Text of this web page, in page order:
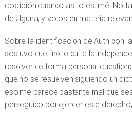
coalición cuando así lo estimé. No
de alguna, y votos en materia
Sobre la identificación de Auth con
sostuvo que “no le quita la
resolver de forma personal
que no se resuelven siguiendo un
eso me parece bastante mal que
perseguido por ejercer este derecho,